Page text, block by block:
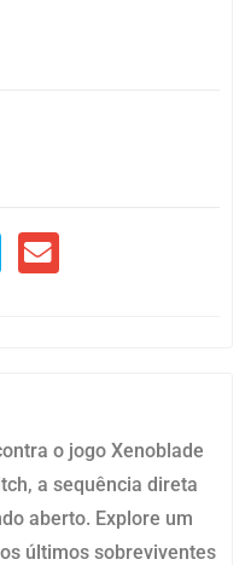
o jogo Xenoblade
a sequência direta
aberto. Explore um
últimos sobreviventes